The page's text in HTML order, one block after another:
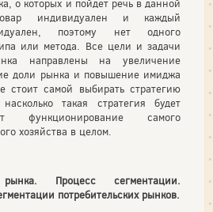
о которых и пойдет речь в данной
индивидуален и каждый
поэтому нет одного
или метода. Все цели и задачи
направлены на увеличение
доли рынка и повышение имиджа
самой выбирать стратегию
такая стратегия будет
функционирование самого
хозяйства в целом.
рынка. Процесс сегментации.
потребительских рынков.